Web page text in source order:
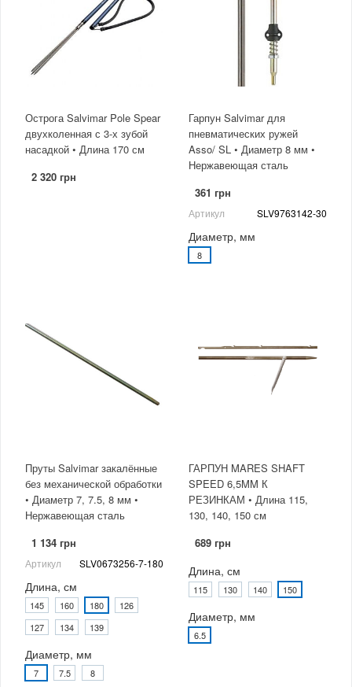
Острога Salvimar Pole Spear
двухколенная с 3-х зубой
насадкой • Длина 170 см
2 320 грн
Гарпун Salvimar для
пневматических ружей
Asso/ SL • Диаметр 8 мм •
Нержавеющая сталь
361 грн
Артикул SLV9763142-30
Диаметр, мм
8
Пруты Salvimar закалённые
без механической обработки
• Диаметр 7, 7.5, 8 мм •
Нержавеющая сталь
1 134 грн
Артикул SLV0673256-7-180
Длина, см
145 160 180
126
127
134 139
Диаметр, мм
7 7.5 8
ГАРПУН MARES SHAFT
SPEED 6,5MM К
РЕЗИНКАМ • Длина 115,
130, 140, 150 см
689 грн
Длина, см
115 130 140 150
Диаметр, мм
6.5